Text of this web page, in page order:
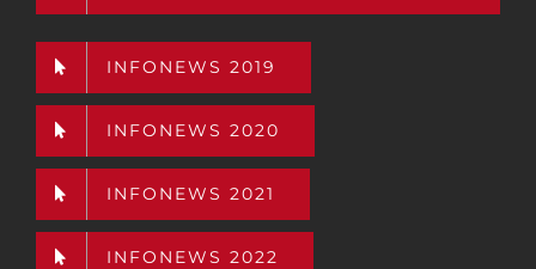
INFONEWS 2019
INFONEWS 2020
INFONEWS 2021
INFONEWS 2022